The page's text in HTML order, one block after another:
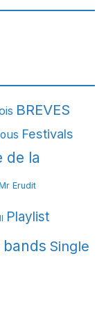
BREVES
Festivals
de la
Erudit
Playlist
Single